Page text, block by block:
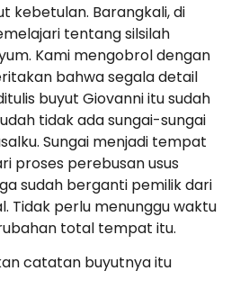
kebetulan. Barangkali, di
tentang silsilah
Kami mengobrol dengan
bahwa segala detail
buyut Giovanni itu sudah
tidak ada sungai-sungai
Sungai menjadi tempat
proses perebusan usus
sudah berganti pemilik dari
Tidak perlu menunggu waktu
total tempat itu.
catatan buyutnya itu